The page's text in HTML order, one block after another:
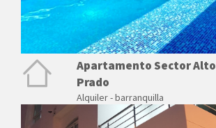
Apartamento Sector Alto
Prado
Alquiler - barranquilla